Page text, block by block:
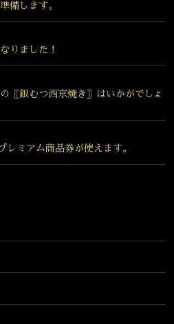
備します。
りました！
〖銀むつ西京焼き〗はいかがでしょ
レミアム商品券が使えます。